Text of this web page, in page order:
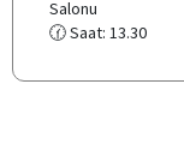
Salonu
🕜 Saat: 13.30